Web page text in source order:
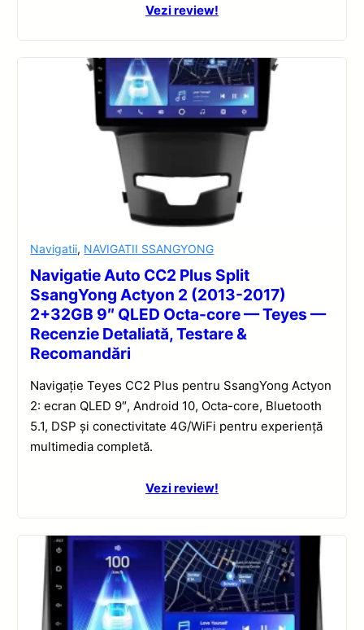
Vezi review!
Navigatii, NAVIGATII SSANGYONG
Navigatie Auto CC2 Plus Split
SsangYong Actyon 2 (2013-2017)
2+32GB 9″ QLED Octa-core — Teyes —
Recenzie Detaliată, Testare &
Recomandări
Navigație Teyes CC2 Plus pentru SsangYong Actyon
2: ecran QLED 9″, Android 10, Octa-core, Bluetooth
5.1, DSP și conectivitate 4G/WiFi pentru experiență
multimedia completă.
Vezi review!